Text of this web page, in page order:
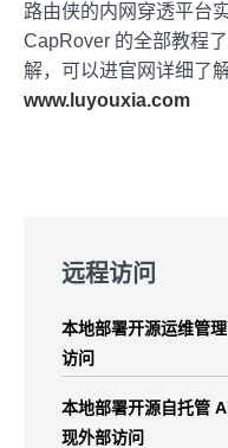
路由侠的内网穿透平台
CapRover 的全部教程
解，可以进官网详细了
www.luyouxia.com
footer
远程访问
本地部署开源运维管
访问
本地部署开源自托管
现外部访问